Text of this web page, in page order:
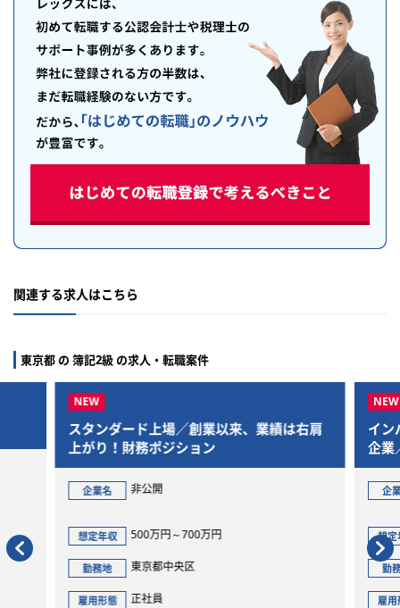
関連する求人はこちら
東京都 の 簿記2級 の求人・転職案件
創業以来、業績は右肩
ョン
700万円
インバウンド事業で高いシェア
企業／経理財務部長
想定年収